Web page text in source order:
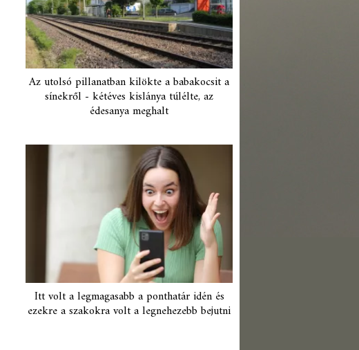
Az utolsó pillanatban kilökte a babakocsit a
sínekről - kétéves kislánya túlélte, az
édesanya meghalt
Itt volt a legmagasabb a ponthatár idén és
ezekre a szakokra volt a legnehezebb bejutni